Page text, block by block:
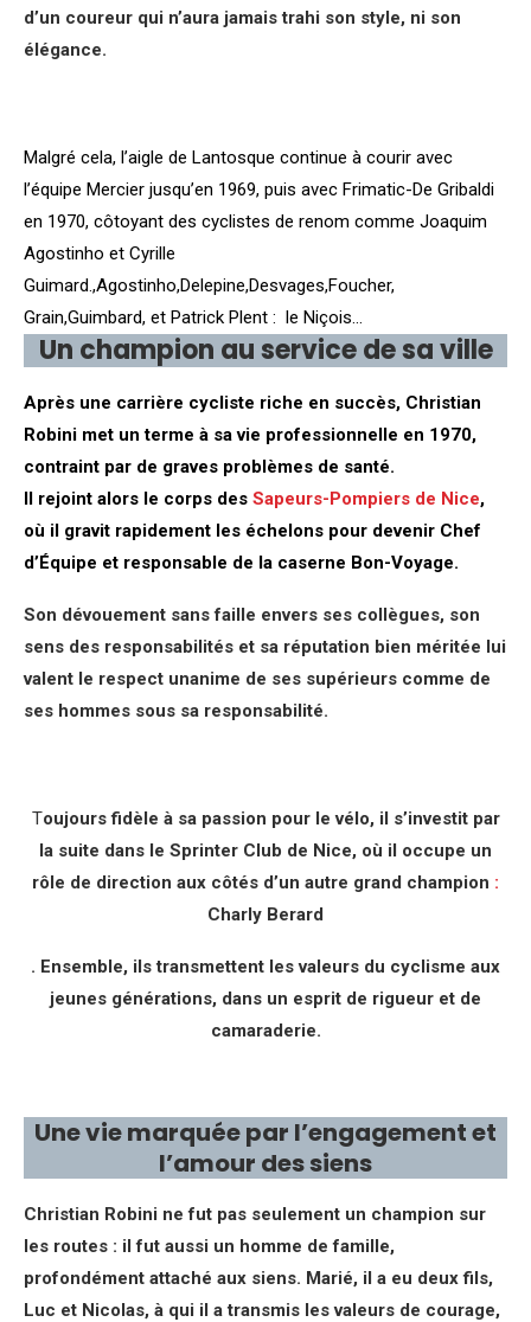
d’un coureur qui n’aura jamais trahi son style, ni son
élégance.
Malgré cela, l’aigle de Lantosque continue à courir avec
l’équipe Mercier jusqu’en 1969, puis avec Frimatic-De Gribaldi
en 1970, côtoyant des cyclistes de renom comme Joaquim
Agostinho et Cyrille
Guimard.,Agostinho,Delepine,Desvages,Foucher,
Grain,Guimbard, et Patrick Plent : le Niçois…
Un champion au service de sa ville
Après une carrière cycliste riche en succès, Christian
Robini met un terme à sa vie professionnelle en 1970,
contraint par de graves problèmes de santé.
Il rejoint alors le corps des Sapeurs-Pompiers de Nice,
où il gravit rapidement les échelons pour devenir Chef
d’Équipe et responsable de la caserne Bon-Voyage.
Son dévouement sans faille envers ses collègues, son
sens des responsabilités et sa réputation bien méritée lui
valent le respect unanime de ses supérieurs comme de
ses hommes sous sa responsabilité.
Toujours fidèle à sa passion pour le vélo, il s’investit par
la suite dans le Sprinter Club de Nice, où il occupe un
rôle de direction aux côtés d’un autre grand champion :
Charly Berard
. Ensemble, ils transmettent les valeurs du cyclisme aux
jeunes générations, dans un esprit de rigueur et de
camaraderie.
Une vie marquée par l’engagement et
l’amour des siens
Christian Robini ne fut pas seulement un champion sur
les routes : il fut aussi un homme de famille,
profondément attaché aux siens. Marié, il a eu deux fils,
Luc et Nicolas, à qui il a transmis les valeurs de courage,